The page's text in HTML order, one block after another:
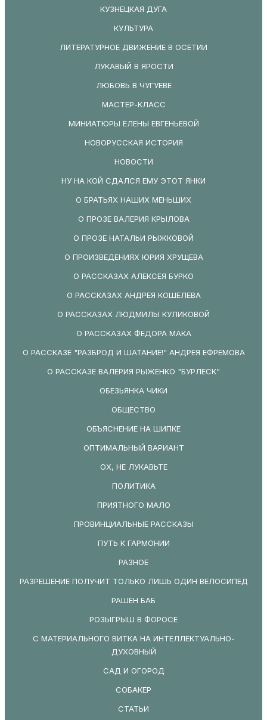
КУЗНЕЦКАЯ ДУГА
КУЛЬТУРА
ЛИТЕРАТУРНОЕ ДВИЖЕНИЕ В ОСЕТИИ
ЛУКАВЫЙ В ЯРОСТИ
ЛЮБОВЬ В ЧУГУЕВЕ
МАСТЕР-КЛАСС
МИНИАТЮРЫ ЕЛЕНЫ ЕВГЕНЬЕВОЙ
НОВОРУССКАЯ ИСТОРИЯ
НОВОСТИ
НУ НА КОЙ СДАЛСЯ ЕМУ ЭТОТ ЯНКИ
О БРАТЬЯХ НАШИХ МЕНЬШИХ
О ПРОЗЕ ВАЛЕРИЯ КРЫЛОВА
О ПРОЗЕ НАТАЛЬИ РЫЖКОВОЙ
О ПРОИЗВЕДЕНИЯХ ЮРИЯ ХРУЩЕВА
О РАССКАЗАХ АЛЕКСЕЯ БУРКО
О РАССКАЗАХ АНДРЕЯ КОШЕЛЕВА
О РАССКАЗАХ ЛЮДМИЛЫ КУЛИКОВОЙ
О РАССКАЗАХ ФЕДОРА МАКА
О РАССКАЗЕ "РАЗБРОД И ШАТАНИЕ!" АНДРЕЯ ЕФРЕМОВА
О РАССКАЗЕ ВАЛЕРИЯ РЫЖЕНКО "БУРЛЕСК"
ОБЕЗЬЯНКА ЧИКИ
ОБЩЕСТВО
ОБЪЯСНЕНИЕ НА ШИПКЕ
ОПТИМАЛЬНЫЙ ВАРИАНТ
ОХ, НЕ ЛУКАВЬТЕ
ПОЛИТИКА
ПРИЯТНОГО МАЛО
ПРОВИНЦИАЛЬНЫЕ РАССКАЗЫ
ПУТЬ К ГАРМОНИИ
РАЗНОЕ
РАЗРЕШЕНИЕ ПОЛУЧИТ ТОЛЬКО ЛИШЬ ОДИН ВЕЛОСИПЕД
РАШЕН БАБ
РОЗЫГРЫШ В ФОРОСЕ
С МАТЕРИАЛЬНОГО ВИТКА НА ИНТЕЛЛЕКТУАЛЬНО-
ДУХОВНЫЙ
САД И ОГОРОД
СОБАКЕР
СТАТЬИ